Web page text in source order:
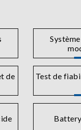
de
Test de